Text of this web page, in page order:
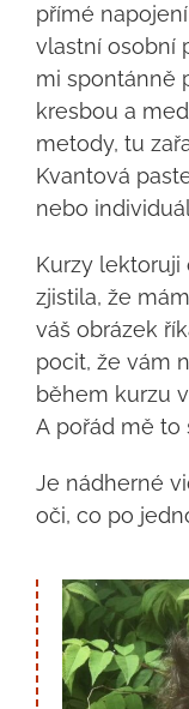
přímé
vlastní osobní
mi spontánně
kresbou a
metody, tu
Kvantová
nebo
Kurzy lektoruji
zjistila, že
váš obrázek
pocit, že vám
během kurzu
A pořád mě to
Je nádherné
oči, co po